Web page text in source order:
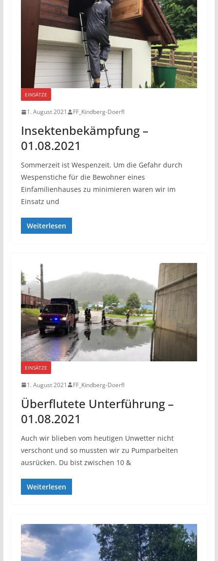
EINSÄTZE
1. August 2021 FF_Kindberg-Doerfl
Insektenbekämpfung –
01.08.2021
Sommerzeit ist Wespenzeit. Um die Gefahr durch
Wespenstiche für die Bewohner eines
Einfamilienhauses zu minimieren waren wir im
Einsatz und
Weiterlesen
EINSÄTZE
1. August 2021 FF_Kindberg-Doerfl
Überflutete Unterführung –
01.08.2021
Auch wir blieben vom heutigen Unwetter nicht
verschont und so mussten wir zu Pumparbeiten
ausrücken. Du bist zwischen 10 &
Weiterlesen